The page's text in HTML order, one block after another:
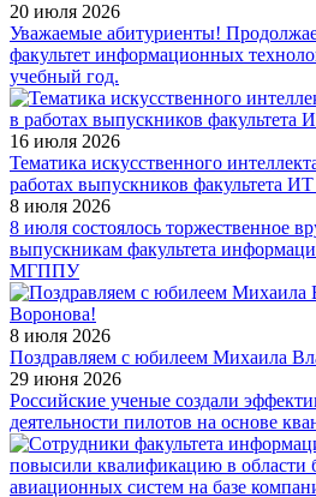
20 июля 2026
Уважаемые абитуриенты!
факультет информационных
учебный год.
16 июля 2026
Тематика искусственного
работах выпускников факультета
8 июля 2026
8 июля состоялось торжественное
выпускникам факультета
МГППУ
8 июля 2026
Поздравляем с юбилеем Михаила
29 июня 2026
Российские ученые создали
деятельности пилотов на основе